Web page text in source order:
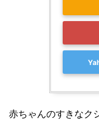
赤ちゃんのすきなク